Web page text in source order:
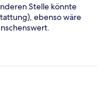
Stelle könnte
ebenso wäre